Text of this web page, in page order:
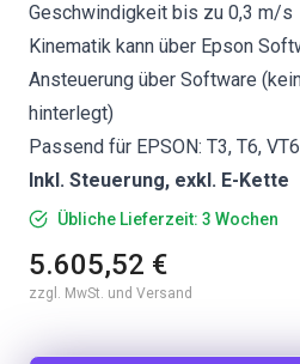
Geschwindigkeit bis zu 0,3 m/s
Kinematik kann über Epson
Ansteuerung über Software
hinterlegt)
Passend für EPSON: T3, T6, VT6
Inkl. Steuerung, exkl. E-Kette
Übliche Lieferzeit: 3 Wochen
5.605,52 €
zzgl. MwSt. und Versand